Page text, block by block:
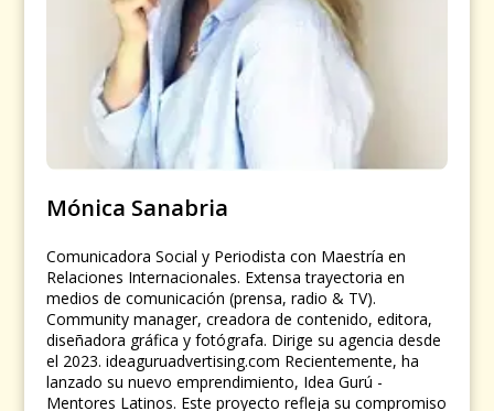
Mónica Sanabria
Comunicadora Social y Periodista con Maestría en
Relaciones Internacionales. Extensa trayectoria en
medios de comunicación (prensa, radio & TV).
Community manager, creadora de contenido, editora,
diseñadora gráfica y fotógrafa. Dirige su agencia desde
el 2023. ideaguruadvertising.com Recientemente, ha
lanzado su nuevo emprendimiento, Idea Gurú -
Mentores Latinos. Este proyecto refleja su compromiso